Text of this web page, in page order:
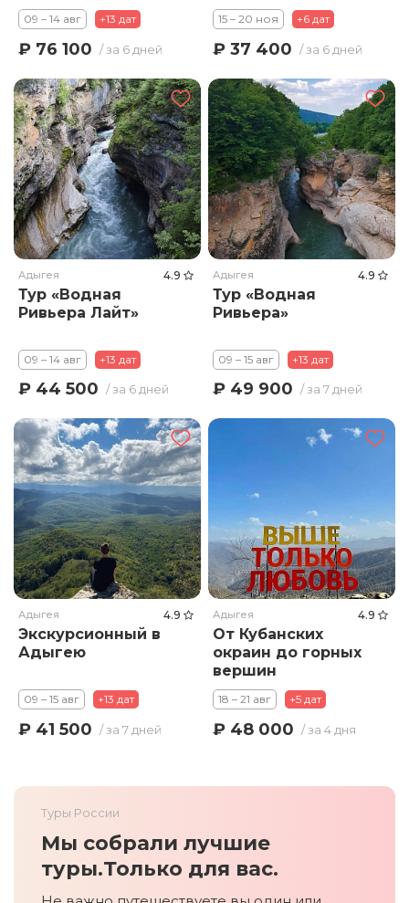
09 – 14 авг +13 дат
₽ 76 100 / за 6 дней
15 – 20 ноя +6 дат
₽ 37 400 / за 6 дней
Адыгея 4.9
Тур «Водная
Ривьера Лайт»
09 – 14 авг +13 дат
₽ 44 500 / за 6 дней
Адыгея 4.9
Тур «Водная
Ривьера»
09 – 15 авг +13 дат
₽ 49 900 / за 7 дней
Адыгея 4.9
Экскурсионный в
Адыгею
09 – 15 авг +13 дат
₽ 41 500 / за 7 дней
Адыгея 4.9
От Кубанских
окраин до горных
вершин
18 – 21 авг +5 дат
₽ 48 000 / за 4 дня
Туры России
Мы собрали лучшие
туры.Только для вас.